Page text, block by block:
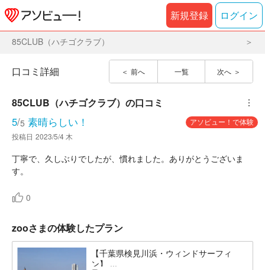
新規登録 ログイン
85CLUB（ハチゴクラブ）
前へ 一覧 次へ
口コミ詳細
85CLUB（ハチゴクラブ） の口コミ ︙
5/5 素晴らしい！
アソビュー！で体験
投稿日 2023/5/4 木
丁寧で、久しぶりでしたが、慣れました。ありがとうございま
す。
0
zooさまの体験したプラン
【千葉県検見川浜・ウィンドサーフィ
ン】 ...